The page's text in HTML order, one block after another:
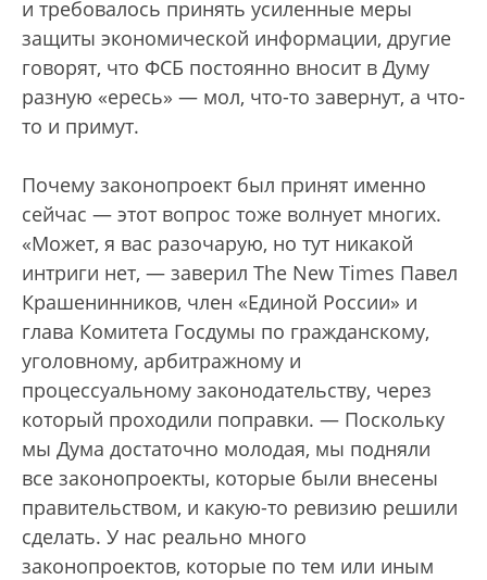
и требовалось принять усиленные меры
защиты экономической информации, другие
говорят, что ФСБ постоянно вносит в Думу
разную «ересь» — мол, что-то завернут, а что-
то и примут.
Почему законопроект был принят именно
сейчас — этот вопрос тоже волнует многих.
«Может, я вас разочарую, но тут никакой
интриги нет, — заверил The New Times Павел
Крашенинников, член «Единой России» и
глава Комитета Госдумы по гражданскому,
уголовному, арбитражному и
процессуальному законодательству, через
который проходили поправки. — Поскольку
мы Дума достаточно молодая, мы подняли
все законопроекты, которые были внесены
правительством, и какую-то ревизию решили
сделать. У нас реально много
законопроектов, которые по тем или иным